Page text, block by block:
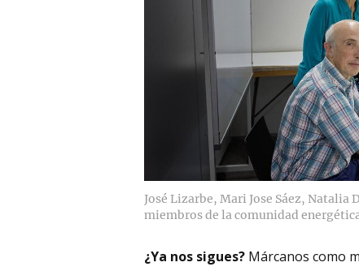
José Lizarbe, Mari Jose Sáez,
miembros de la comunidad
¿Ya nos sigues? Márcanos como